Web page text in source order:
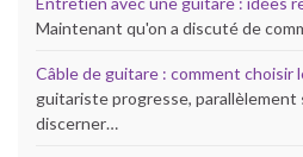
Maintenant qu'on a discuté de
Câble de guitare : comment choisir
guitariste progresse, parallèlement
discerner…